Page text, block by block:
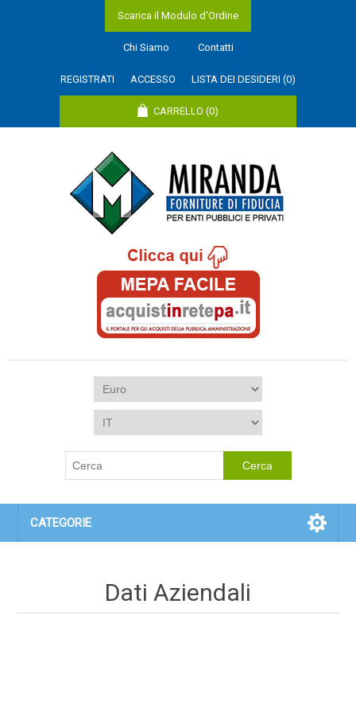
Scarica il Modulo d'Ordine
Chi Siamo Contatti
REGISTRATI ACCESSO LISTA DEI DESIDERI (0)
CARRELLO (0)
CATEGORIE
Dati Aziendali